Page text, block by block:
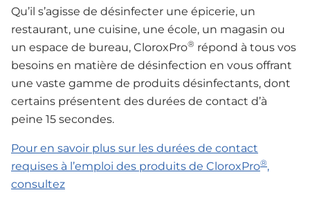
Qu’il s’agisse de désinfecter une épicerie, un
restaurant, une cuisine, une école, un magasin ou
un espace de bureau, CloroxPro® répond à tous vos
besoins en matière de désinfection en vous offrant
une vaste gamme de produits désinfectants, dont
certains présentent des durées de contact d’à
peine 15 secondes.
Pour en savoir plus sur les durées de contact
requises à l’emploi des produits de CloroxPro®,
consultez